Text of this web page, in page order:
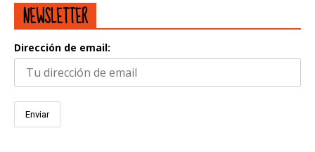
NEWSLETTER
Dirección de email: